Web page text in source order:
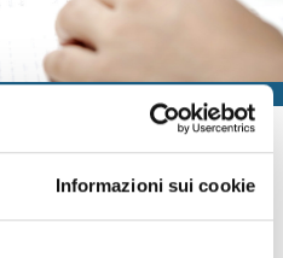
Informazioni sui cookie